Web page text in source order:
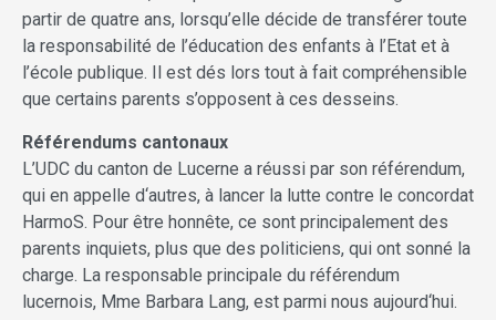
partir de quatre ans, lorsqu’elle décide de transférer toute
la responsabilité de l’éducation des enfants à l’Etat et à
l’école publique. Il est dés lors tout à fait compréhensible
que certains parents s’opposent à ces desseins.
Référendums cantonaux
L’UDC du canton de Lucerne a réussi par son référendum,
qui en appelle d‘autres, à lancer la lutte contre le concordat
HarmoS. Pour être honnête, ce sont principalement des
parents inquiets, plus que des politiciens, qui ont sonné la
charge. La responsable principale du référendum
lucernois, Mme Barbara Lang, est parmi nous aujourd‘hui.